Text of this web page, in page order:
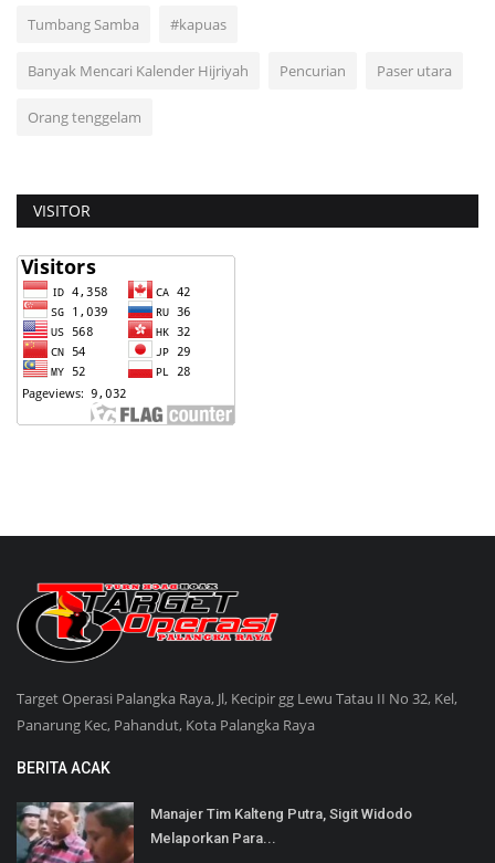
Tumbang Samba #kapuas
Banyak Mencari Kalender Hijriyah Pencurian Paser utara
Orang tenggelam
VISITOR
Target Operasi Palangka Raya, Jl, Kecipir gg Lewu Tatau II No 32, Kel,
Panarung Kec, Pahandut, Kota Palangka Raya
BERITA ACAK
Manajer Tim Kalteng Putra, Sigit Widodo
Melaporkan Para...